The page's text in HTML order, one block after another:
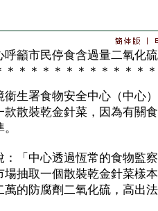
呼籲市民停食含過量二氧化
＊＊＊＊＊＊＊＊＊＊＊＊
署食物安全中心（中心）
款散裝乾金針菜，因為有關
中心透過恆常的食物監察
場抽取一個散裝乾金針菜樣
萬的防腐劑二氧化硫，高出